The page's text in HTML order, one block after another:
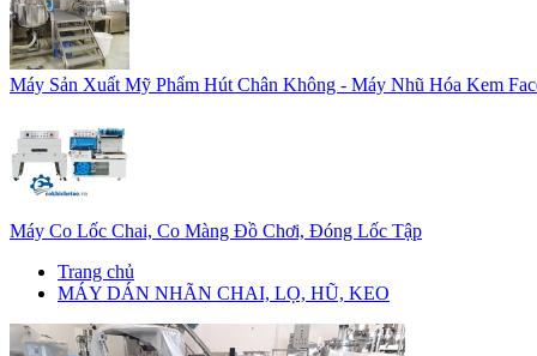
Máy Sản Xuất Mỹ Phẩm Hút Chân Không - Máy Nhũ Hóa Kem
Máy Co Lốc Chai, Co Màng Đồ Chơi, Đóng Lốc Tập
Trang chủ
MÁY DÁN NHÃN CHAI, LỌ, HŨ, KEO